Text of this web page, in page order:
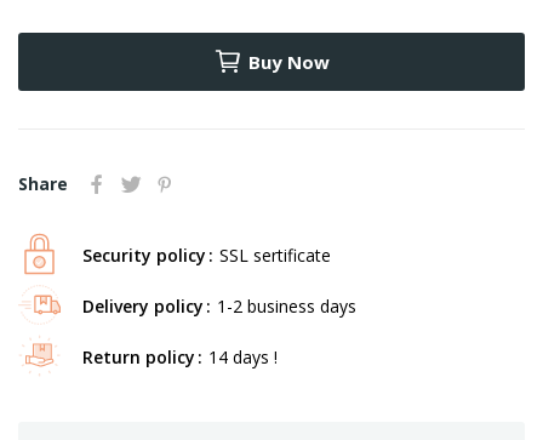
Buy Now
Share
Security policy SSL sertificate
Delivery policy 1-2 business days
Return policy 14 days !